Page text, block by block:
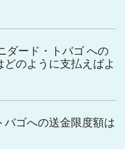
ダード・トバゴ への
どのように支払えばよ
バゴへの送金限度額は